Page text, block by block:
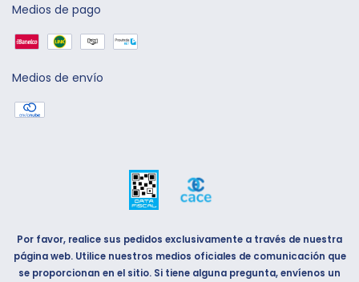
Medios de pago
Medios de envío
Por favor, realice sus pedidos exclusivamente a través de nuestra
página web. Utilice nuestros medios oficiales de comunicación que
se proporcionan en el sitio. Si tiene alguna pregunta, envíenos un